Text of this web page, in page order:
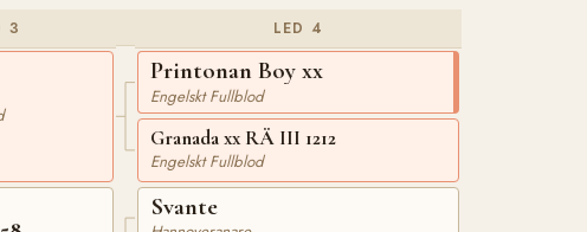
3 LED 4
Printonan Boy xx
Engelskt Fullblod
Granada xx RÄ III 1212
Engelskt Fullblod
Svante